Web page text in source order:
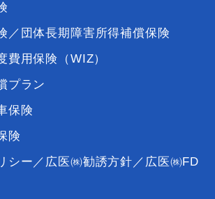
／団体長期障害所得補償保険
費用保険（WIZ）
プラン
保険
険
シー／広医㈱勧誘方針／広医㈱FD